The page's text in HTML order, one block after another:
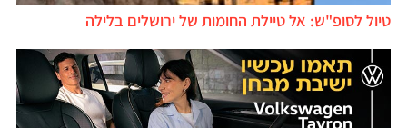
טיול לסופ"ש: אל טיילת החומות של ירושלים בלילה